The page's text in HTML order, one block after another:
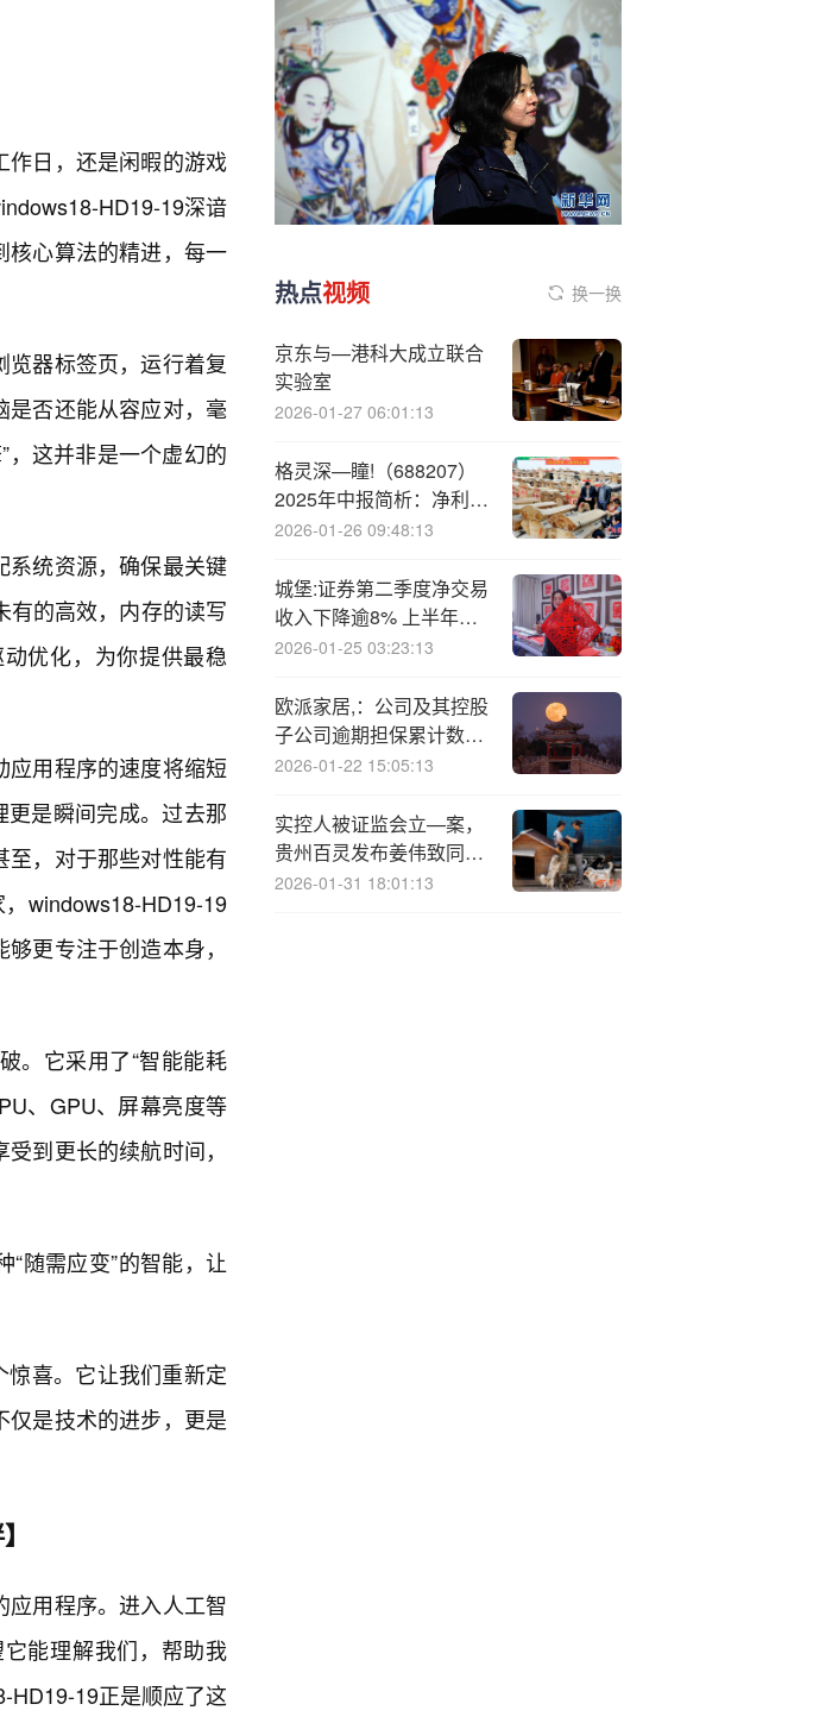
作日，还是闲暇的游戏
HD19-19深谙
核心算法的精进，每一
器标签页，运行着复
否还能从容应对，毫
，这并非是一个虚幻的
系统资源，确保最关键
有的高效，内存的读写
优化，为你提供最稳
用程序的速度将缩短
更是瞬间完成。过去那
，对于那些对性能有
windows18-HD19-19
更专注于创造本身，
。它采用了“智能能耗
、GPU、屏幕亮度等
到更长的续航时间，
随需应变”的智能，让
惊喜。它让我们重新定
仅是技术的进步，更是
用程序。进入人工智
能理解我们，帮助我
HD19-19正是顺应了这
热点视频 换一换
京东与—港科大成立联合
实验室
2026-01-27 06:01:13
格灵深—瞳!（688207）
2025年中报简析：净利润
同比下降2.48%，三费占
2026-01-26 09:48:13
城堡:证券第二季度净交易
收入下降逾8% 上半年表
现仍为历年同期最佳
2026-01-25 03:23:13
欧派家居,：公司及其控股
子公司逾期担保累计数量
为0
2026-01-22 15:05:13
实控人被证监会立—案，
贵州百灵发布姜伟致同事
的一封信
2026-01-31 18:01:13